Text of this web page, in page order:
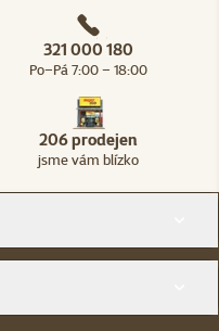
321 000 180
Po–Pá 7:00 – 18:00
206 prodejen
jsme vám blízko